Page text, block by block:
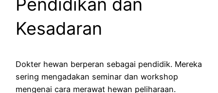
Kesadaran
Dokter hewan berperan sebagai pendidik. Mereka
sering mengadakan seminar dan workshop
mengenai cara merawat hewan peliharaan.